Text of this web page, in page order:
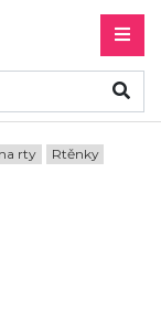
rty Rtěnky